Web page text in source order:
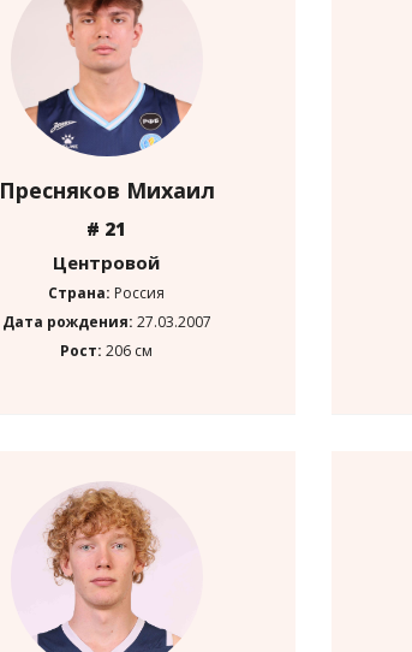
Пресняков Михаил
# 21
Центровой
Страна: Россия
Дата рождения: 27.03.2007
Рост:206 см